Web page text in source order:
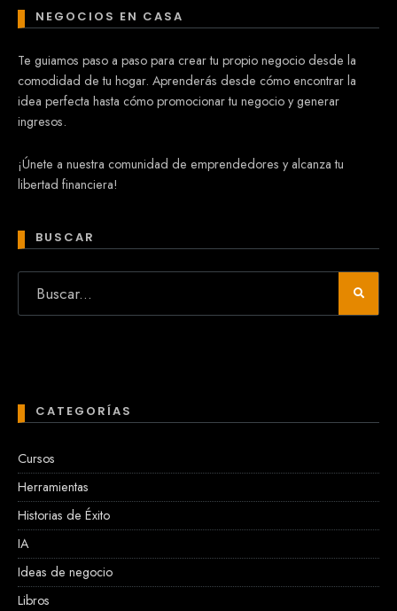
NEGOCIOS EN CASA
Te guiamos paso a paso para crear tu propio negocio desde la
comodidad de tu hogar. Aprenderás desde cómo encontrar la
idea perfecta hasta cómo promocionar tu negocio y generar
ingresos.
¡Únete a nuestra comunidad de emprendedores y alcanza tu
libertad financiera!
BUSCAR
CATEGORÍAS
Cursos
Herramientas
Historias de Éxito
IA
Ideas de negocio
Libros